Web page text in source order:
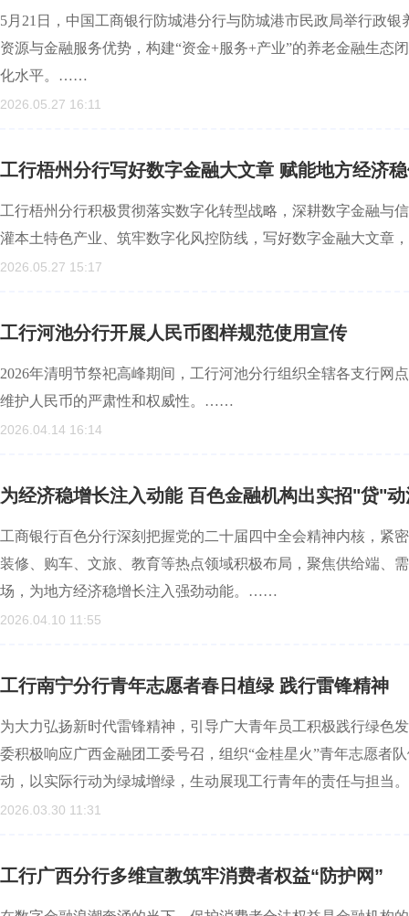
5月21日，中国工商银行防城港分行与防城港市民政局举行政
资源与金融服务优势，构建“资金+服务+产业”的养老金融生态
化水平。……
2026.05.27 16:11
工行梧州分行写好数字金融大文章 赋能地方经济
工行梧州分行积极贯彻落实数字化转型战略，深耕数字金融与
灌本土特色产业、筑牢数字化风控防线，写好数字金融大文
2026.05.27 15:17
工行河池分行开展人民币图样规范使用宣传
2026年清明节祭祀高峰期间，工行河池分行组织全辖各支行网
维护人民币的严肃性和权威性。……
2026.04.14 16:14
为经济稳增长注入动能 百色金融机构出实招"贷"
工商银行百色分行深刻把握党的二十届四中全会精神内核，紧
装修、购车、文旅、教育等热点领域积极布局，聚焦供给端、
场，为地方经济稳增长注入强劲动能。……
2026.04.10 11:55
工行南宁分行青年志愿者春日植绿 践行雷锋精神
为大力弘扬新时代雷锋精神，引导广大青年员工积极践行绿色
委积极响应广西金融团工委号召，组织“金桂星火”青年志愿者
动，以实际行动为绿城增绿，生动展现工行青年的责任与担
2026.03.30 11:31
工行广西分行多维宣教筑牢消费者权益“防护网”